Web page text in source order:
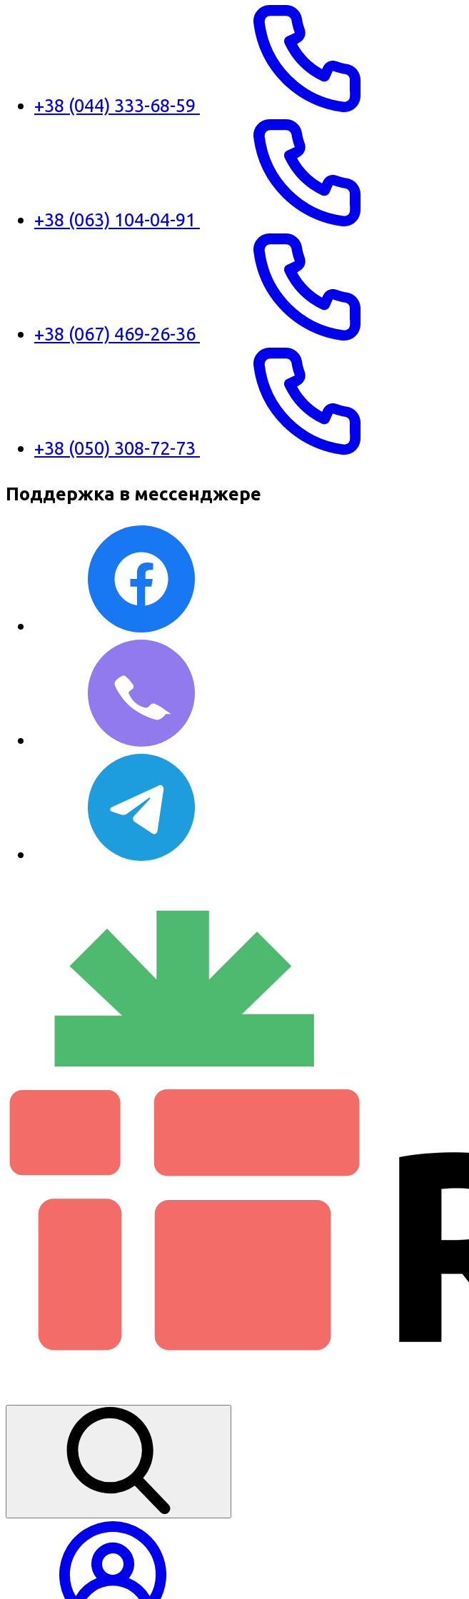
+38 (044) 333-68-59
+38 (063) 104-04-91
+38 (067) 469-26-36
+38 (050) 308-72-73
Поддержка в мессенджере